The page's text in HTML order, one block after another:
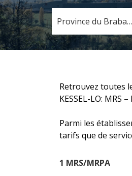
Province du
Retrouvez toutes
KESSEL-LO: MRS
Parmi les
tarifs que de
1 MRS/MRPA